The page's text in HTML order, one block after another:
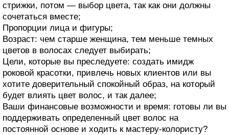
стрижки, потом — выбор цвета, так как они должны
сочетаться вместе;
Пропорции лица и фигуры;
Возраст: чем старше женщина, тем меньше темных
цветов в волосах следует выбирать;
Цели, которые вы преследуете: создать имидж
роковой красотки, привлечь новых клиентов или вы
хотите доверительный спокойный образ, на который
будет влиять цвет волос, и так далее;
Ваши финансовые возможности и время: готовы ли вы
поддерживать определенный цвет волос на
постоянной основе и ходить к мастеру-колористу?